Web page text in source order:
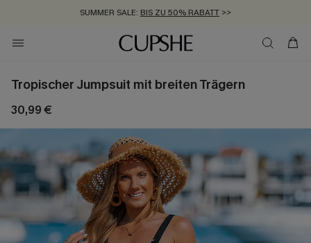
SUMMER SALE: BIS ZU 50% RABATT >>
ZUM NEWSLETTER:BIS ZU -20% EXTRA ERHALTEN
KOSTENLOSER VERSAND AB 89 €
Tropischer Jumpsuit mit breiten Trägern
30,99 €